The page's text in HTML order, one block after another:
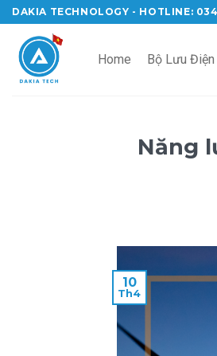
Skip
to
content
DAKIA TECHNOLOGY - HOTLINE:
Home Bộ Lưu Điện
Năng
10
Th4